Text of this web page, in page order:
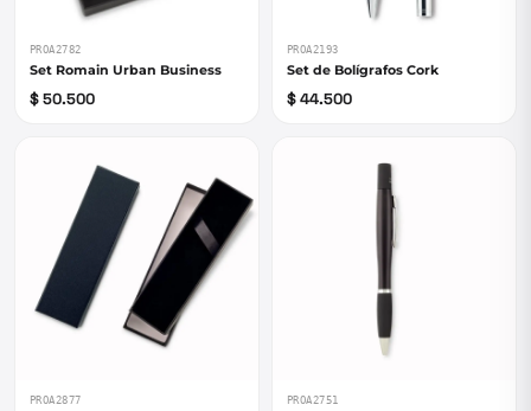
PROA2782
Set Romain Urban Business
$ 50.500
PROA2193
Set de Bolígrafos Cork
$ 44.500
PROA2877 PROA2751